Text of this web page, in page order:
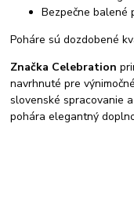
Bezpečne balené
Poháre sú dozdobené
Značka Celebration
navrhnuté pre
slovenské spracovanie
pohára elegantný